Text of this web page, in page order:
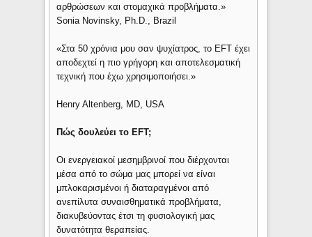
αρθρώσεων και στομαχικά προβλήματα.»
Sonia Novinsky, Ph.D., Brazil
«Στα 50 χρόνια μου σαν ψυχίατρος, το EFT έχει
αποδεχτεί η πιο γρήγορη και αποτελεσματική
τεχνική που έχω χρησιμοποιήσει.»
Henry Altenberg, MD, USA
Πώς δουλεύει το EFT;
Οι ενεργειακοί μεσημβρινοί που διέρχονται
μέσα από το σώμα μας μπορεί να είναι
μπλοκαρισμένοι ή διαταραγμένοι από
ανεπίλυτα συναισθηματικά προβλήματα,
διακυβεύοντας έτσι τη φυσιολογική μας
δυνατότητα θεραπείας.